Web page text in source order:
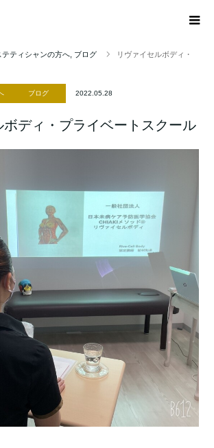
テティシャンの方へ ブログ
リヴァイセルボディ・
ブログ 2022.05.28
ボディ・プライベートスクール